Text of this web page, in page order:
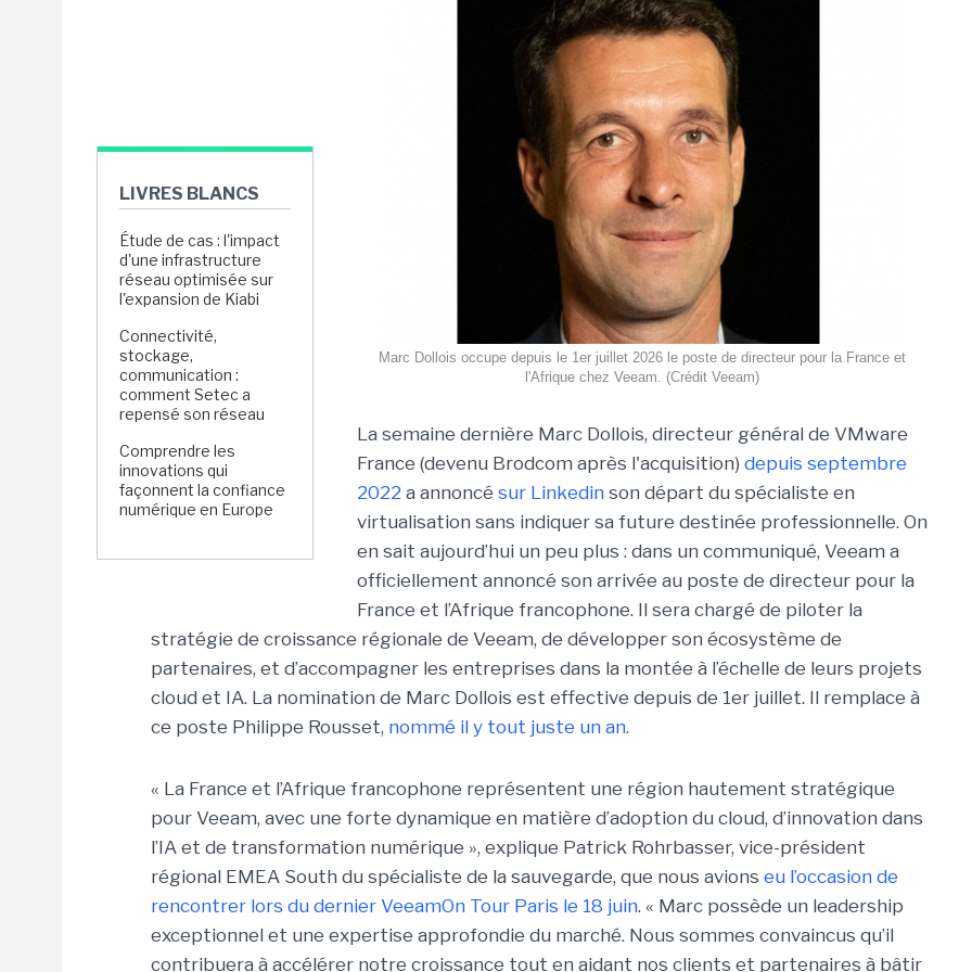
LIVRES BLANCS
Étude de cas : l'impact
d'une infrastructure
réseau optimisée sur
l'expansion de Kiabi
Connectivité,
stockage,
communication :
comment Setec a
repensé son réseau
Comprendre les
innovations qui
façonnent la confiance
numérique en Europe
Marc Dollois occupe depuis le 1er juillet 2026 le poste de directeur pour la France et
l'Afrique chez Veeam. (Crédit Veeam)
La semaine dernière Marc Dollois, directeur général de VMware
France (devenu Brodcom après l'acquisition) depuis septembre
2022 a annoncé sur Linkedin son départ du spécialiste en
virtualisation sans indiquer sa future destinée professionnelle. On
en sait aujourd’hui un peu plus : dans un communiqué, Veeam a
officiellement annoncé son arrivée au poste de directeur pour la
France et l’Afrique francophone. Il sera chargé de piloter la
stratégie de croissance régionale de Veeam, de développer son écosystème de
partenaires, et d’accompagner les entreprises dans la montée à l’échelle de leurs projets
cloud et IA. La nomination de Marc Dollois est effective depuis de 1er juillet. Il remplace à
ce poste Philippe Rousset, nommé il y tout juste un an.
« La France et l’Afrique francophone représentent une région hautement stratégique
pour Veeam, avec une forte dynamique en matière d’adoption du cloud, d’innovation dans
l’IA et de transformation numérique », explique Patrick Rohrbasser, vice-président
régional EMEA South du spécialiste de la sauvegarde, que nous avions eu l’occasion de
rencontrer lors du dernier VeeamOn Tour Paris le 18 juin. « Marc possède un leadership
exceptionnel et une expertise approfondie du marché. Nous sommes convaincus qu’il
contribuera à accélérer notre croissance tout en aidant nos clients et partenaires à bâtir